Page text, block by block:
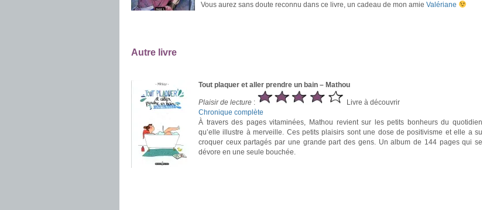
Vous aurez sans doute reconnu dans ce livre, un cadeau de mon amie Valériane
Autre livre
Tout plaquer et aller prendre un bain – Mathou
Plaisir de lecture :
Livre à découvrir
Chronique complète
À travers des pages vitaminées, Mathou revient sur les petits bonheurs du quotidien
qu’elle illustre à merveille. Ces petits plaisirs sont une dose de positivisme et elle a su
croquer ceux partagés par une grande part des gens. Un album de 144 pages qui se
dévore en une seule bouchée.